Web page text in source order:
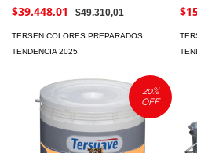
$39.448,01
$49.310,01
TERSEN COLORES PREPARADOS
TENDENCIA 2025
20%
OFF